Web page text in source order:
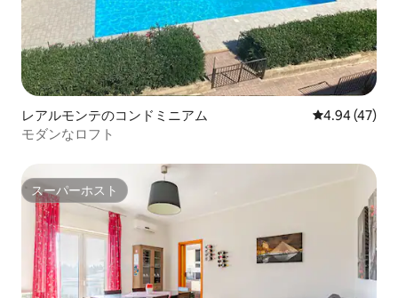
レアルモンテのコンドミニアム レビュー47
4.94 (47)
モダンなロフト
スーパーホスト
スーパーホスト